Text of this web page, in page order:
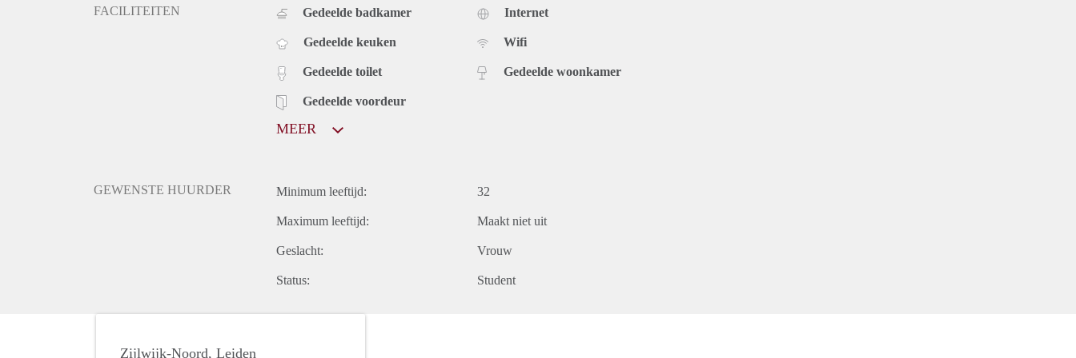
FACILITEITEN Gedeelde badkamer
Gedeelde keuken
Gedeelde toilet
Gedeelde voordeur
Internet
Wifi
Gedeelde woonkamer
MEER
GEWENSTE HUURDER Minimum leeftijd: 32
Maximum leeftijd: Maakt niet uit
Geslacht: Vrouw
Status: Student
Zijlwijk-Noord, Leiden